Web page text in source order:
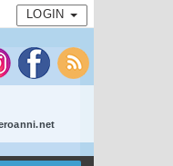
LOGIN